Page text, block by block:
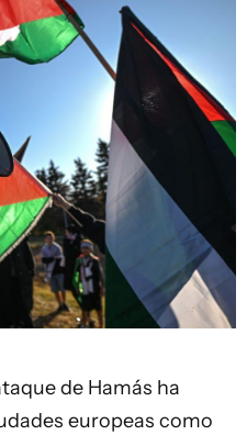
de Hamás ha
europeas como